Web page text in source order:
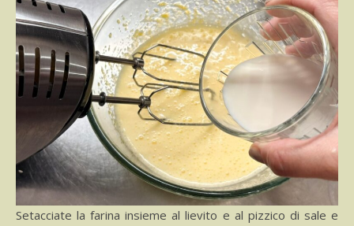
Setacciate la farina insieme al lievito e al pizzico di sale e